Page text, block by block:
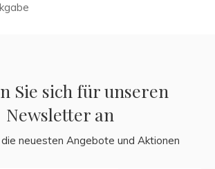
Sie sich für unseren
Newsletter an
neuesten Angebote und Aktionen